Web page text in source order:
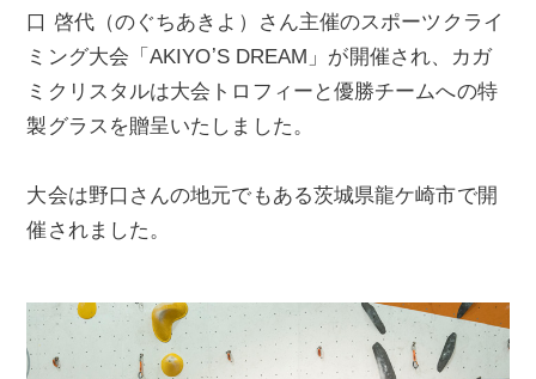
口 啓代（のぐちあきよ）さん主催のスポーツクライ
ミング大会「AKIYOʼS DREAM」が開催され、カガ
ミクリスタルは大会トロフィーと優勝チームへの特
製グラスを贈呈いたしました。
大会は野口さんの地元でもある茨城県龍ケ崎市で開
催されました。